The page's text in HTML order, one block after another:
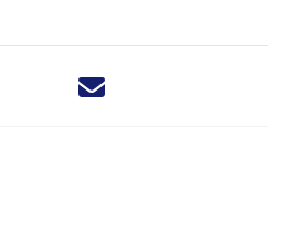
Deel dit nieuwsbericht via X -
Deel dit nieuwsbericht via
Deel dit nieuwsbericht
Deel dit